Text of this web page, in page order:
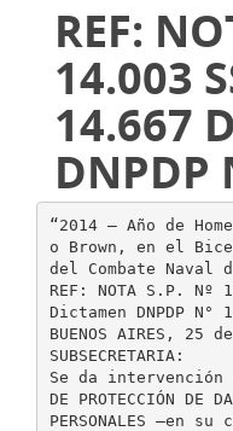
REF:
14.003
14.667
DNPDP
“2014 – Año de
o Brown, en el
del Combate Naval
REF: NOTA S.P. Nº
Dictamen DNPDP N°
BUENOS AIRES, 25
SUBSECRETARIA:
Se da intervención a
DE PROTECCIÓN DE
PERSONALES –en